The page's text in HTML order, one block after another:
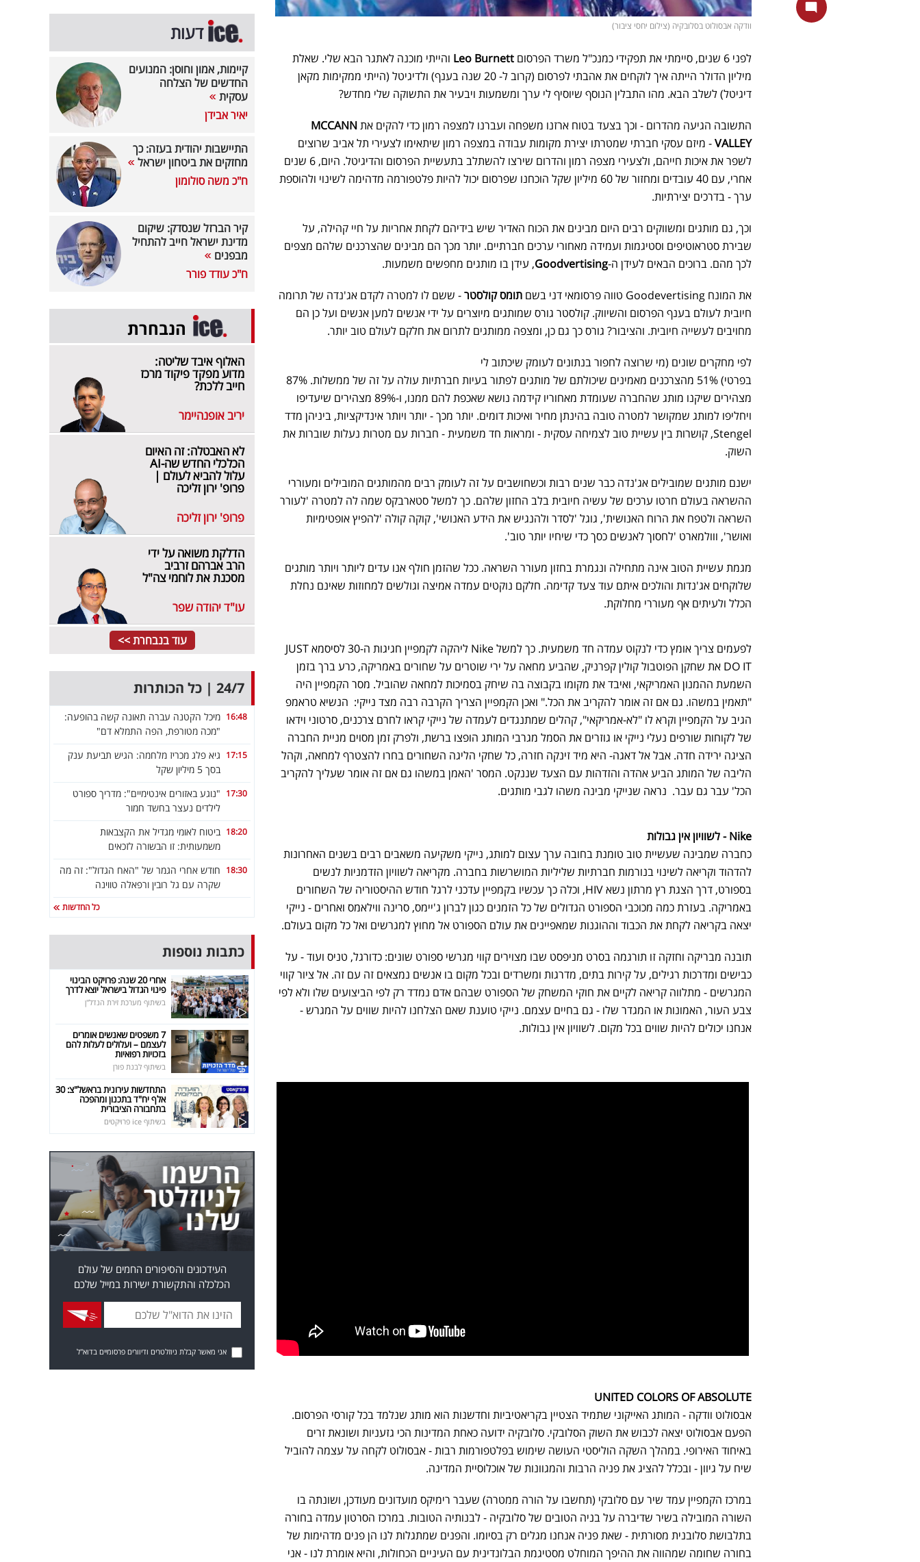
וודקה אבסולוט בסלובקיה (צילום יחסי ציבור)
לפני 6 שנים, סיימתי את תפקידי כמנכ"ל משרד הפרסום Leo Burnett והייתי מוכנה לאתגר הבא שלי. שאלת
מיליון הדולר הייתה איך לוקחים את אהבתי לפרסום (קרוב ל- 20 שנה בענף) ולדיגיטל (הייתי ממקימות מקאן
דיגיטל) לשלב הבא. מהו התבלין הנוסף שיוסיף לי ערך ומשמעות ויבעיר את התשוקה שלי מחדש?
התשובה הגיעה מהדרום - וכך בצעד בטוח ארזנו משפחה ועברנו למצפה רמון כדי להקים אתMCCANN
VALLEY- מיזם עסקי חברתי שמטרתו יצירת מקומות עבודה במצפה רמון שיתאימו לצעירי תל אביב שרוצים
לשפר את איכות חייהם, ולצעירי מצפה רמון והדרום שירצו להשתלב בתעשיית הפרסום והדיגיטל. היום, 6 שנים
אחרי, עם 40 עובדים ומחזור של 60 מיליון שקל הוכחנו שפרסום יכול להיות פלטפורמה מדהימה לשינוי ולהוספת
ערך - בדרכים יצירתיות.
וכך, גם מותגים ומשווקים רבים היום מבינים את הכוח האדיר שיש בידיהם לקחת אחריות על חיי קהילה, על
שבירת סטראוטיפים וסטיגמות ועמידה מאחורי ערכים חברתיים. יותר מכך הם מבינים שהצרכנים שלהם מצפים
לכך מהם. ברוכים הבאים לעידן ה-Goodvertising, עידן בו מותגים מחפשים משמעות.
את המונח Goodevertising טווה פרסומאי דני בשם תומס קולסטר- ששם לו למטרה לקדם אג'נדה של תרומה
חיובית לעולם בענף הפרסום והשיווק. קולסטר גורס שמותגים מיוצרים על ידי אנשים למען אנשים ועל כן הם
מחויבים לעשייה חיובית. והציבור? גורס כך גם כן, ומצפה ממותגים לתרום את חלקם לעולם טוב יותר.
לפי מחקרים שונים (מי שרוצה לחפור בנתונים לעומק שיכתוב לי
בפרטי) 51% מהצרכנים מאמינים שיכולתם של מותגים לפתור בעיות חברתיות עולה על זה של ממשלות. 87%
מצהירים שיקנו מותג שהחברה שעומדת מאחוריו קידמה נושא שאכפת להם ממנו, ו-89% מצהירים שיעדיפו
ויחליפו למותג שמקושר למטרה טובה בהינתן מחיר ואיכות דומים. יותר מכך - יותר ויותר אינדיקציות, ביניהן מדד
Stengel, קושרות בין עשיית טוב לצמיחה עסקית - ומראות חד משמעית - חברות עם מטרות נעלות שוברות את
השוק.
ישנם מותגים שמובילים אג'נדה כבר שנים רבות וכשחושבים על זה לעומק רבים מהמותגים המובילים ומעוררי
ההשראה בעולם חרטו ערכים של עשיה חיובית בלב החזון שלהם. כך למשל סטארבקס שמה לה למטרה 'לעורר
השראה ולטפח את הרוח האנושית', גוגל 'לסדר ולהנגיש את הידע האנושי', קוקה קולה 'להפיץ אופטימיות
ואושר', ווולמארט 'לחסוך לאנשים כסך כדי שיחיו יותר טוב'.
מגמת עשיית הטוב אינה מתחילה ונגמרת בחזון מעורר השראה. ככל שהזמן חולף אנו עדים ליותר ויותר מותגים
שלוקחים אג'נדות והולכים איתם עוד צעד קדימה. חלקם נוקטים עמדה אמיצה וגולשים למחוזות שאינם נחלת
הכלל ולעיתים אף מעוררי מחלוקת.
לפעמים צריך אומץ כדי לנקוט עמדה חד משמעית. כך למשל Nike ליהקה לקמפיין חגיגות ה-30 לסיסמא JUST
DO IT את שחקן הפוטבול קולין קפרניק, שהביע מחאה על ירי שוטרים על שחורים באמריקה, כרע ברך בזמן
השמעת ההמנון האמריקאי, ואיבד את מקומו בקבוצה בה שיחק בסמיכות למחאה שהוביל. מסר הקמפיין היה
"תאמין במשהו. גם אם זה אומר להקריב את הכל." ואכן הקמפיין הצריך הקרבה רבה מצד נייקי: הנשיא טראמפ
הגיב על הקמפיין וקרא לו "לא-אמריקאי", קהלים שמתנגדים לעמדה של נייקי קראו לחרם צרכנים, סרטוני וידאו
של לקוחות שורפים נעלי נייקי או גוזרים את הסמל מגרבי המותג הופצו ברשת, ולפרק זמן מסוים מניית החברה
הציגה ירידה חדה. אבל אל דאגה- היא מיד זינקה חזרה, כל שחקי הליגה השחורים בחרו להצטרף למחאה, וקהל
הליבה של המותג הביע אהדה והזדהות עם הצעד שננקט. המסר 'האמן במשהו גם אם זה אומר שעליך להקריב
הכל' עבר גם עבר. נראה שנייקי מבינה משהו לגבי מותגים.
Nike - לשוויון אין גבולות
כחברה שמבינה שעשיית טוב טומנת בחובה ערך עצום למותג, נייקי משקיעה משאבים רבים בשנים האחרונות
להדהוד וקריאה לשינוי בנורמות חברתיות שליליות המושרשות בחברה. מקריאה לשוויון הזדמניות לנשים
בספורט, דרך הצגת רץ מרתון נשא HIV, וכלה כך עכשיו בקמפיין עדכני לרגל חודש ההיסטוריה של השחורים
באמריקה. בעזרת כמה מכוכבי הספורט הגדולים של כל הזמנים כגון לברון ג'יימס, סרינה ווילאמס ואחרים - נייקי
יצאה בקריאה לקחת את הכבוד וההוגנות שמאפיינים את עולם הספורט אל מחוץ למגרשים ואל כל מקום בעולם.
תובנה מבריקה וחזקה זו תורגמה בסרט מניפסט שבו מצוירים קווי מגרשי ספורט שונים: כדורגל, טניס ועוד - על
כבישים ומדרכות רגילים, על קירות בתים, מדרגות ומשרדים ובכל מקום בו אנשים נמצאים זה עם זה. אל ציור קווי
המגרשים - מתלווה קריאה לקיים את חוקי המשחק של הספורט שבהם אדם נמדד רק לפי הביצועים שלו ולא לפי
צבע העור, האמונות או המגדר שלו - גם בחיים עצמם. נייקי טוענת שאם הצלחנו להיות שווים על המגרש -
אנחנו יכולים להיות שווים בכל מקום. לשוויון אין גבולות.
UNITED COLORS OF ABSOLUTE
אבסולוט וודקה - המותג האייקוני שתמיד הצטיין בקריאטיביות וחדשנות הוא מותג שנלמד בכל קורסי הפרסום.
הפעם אבסולוט יצאה לכבוש את השוק הסלובקי. סלובקיה ידועה כאחת המדינות הכי גזעניות ושונאת זרים
באיחוד האירופי. במהלך השקה הוליסטי העושה שימוש בפלטפורמות רבות - אבסולוט לקחה על עצמה להוביל
שיח על גיוון - ובכלל להציג את פניה הרבות והמגוונות של אוכלוסיית המדינה.
במרכז הקמפיין עמד שיר עם סלובקי (תחשבו על הורה ממטרה) שעבר רימיקס מועדונים מעודכן, ושונתה בו
השורה המובילה בשיר שדיברה על בניה הטובים של סלובקיה - לבנותיה הטובות. במרכז הסרטון עמדה בחורה
בתלבושת סלובנית מסורתית - שאת פניה אנחנו מגלים רק בסיומו. והפנים שמתגלות לנו הן פנים מדהימות של
בחורה שחומה שמהווה את ההיפך המוחלט מסטיגמת הבלונדינית עם העיניים הכחולות, והיא אומרת לנו - אני
דעות
קיימות, אמון וחוסן: המנועים
החדשים של הצלחה
עסקית
יאיר אבידן
התיישבות יהודית בעזה: כך
מחזקים את ביטחון ישראל
ח"כ משה סולומון
קיר הברזל שנסדק: שיקום
מדינת ישראל חייב להתחיל
מבפנים
ח"כ עודד פורר
הנבחרת
האלוף איבד שליטה:
מדוע מפקד פיקוד מרכז
חייב ללכת?
יריב אופנהיימר
לא האבטלה: זה האיום
הכלכלי החדש שה-AI
עלול להביא לעולם |
פרופ' ירון זליכה
פרופ' ירון זליכה
הדלקת משואה על ידי
הרב אברהם זרביב
מסכנת את לוחמי צה"ל
עו"ד יהודה שפר
עוד בנבחרת >>
24/7 | כל הכותרות
16:48 מיכל הקטנה עברה תאונה קשה בהופעה:
"מכה מטורפת, הפה התמלא דם"
17:15 גיא פלג מכריז מלחמה: הגיש תביעת ענק
בסך 5 מיליון שקל
17:30 "נוגע באזורים אינטימיים": מדריך ספורט
לילדים נעצר בחשד חמור
18:20 ביטוח לאומי מגדיל את הקצבאות
משמעותית: זו הבשורה לזכאים
18:30 חודש אחרי הגמר של "האח הגדול": זה מה
שקרה עם גל רובין ורפאלה טווינה
כל החדשות
כתבות נוספות
אחרי 20 שנה: פרויקט הבינוי
פינוי הגדול בישראל יוצא לדרך
בשיתוף מערכת זירת הנדל"ן
7 משפטים שאנשים אומרים
לעצמם – ועלולים לעלות להם
בזכויות רפואיות
בשיתוף לבנת פורן
התחדשות עירונית בראשל"צ: 30
אלף יח"ד בתכנון ומהפכה
בתחבורה הציבורית
בשיתוף ice פרויקטים
העידכונים והסיפורים החמים של עולם
הכלכלה והתקשורת ישירות במייל שלכם
אני מאשר קבלת ניוזלטרים ודיוורים פרסומיים בדוא"ל